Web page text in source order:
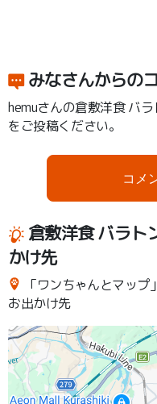
みなさんからの
hemuさんの倉敷洋食 バ
をご投稿ください。
コメ
倉敷洋食 バラト
かけ先
「ワンちゃんとマッ
お出かけ先